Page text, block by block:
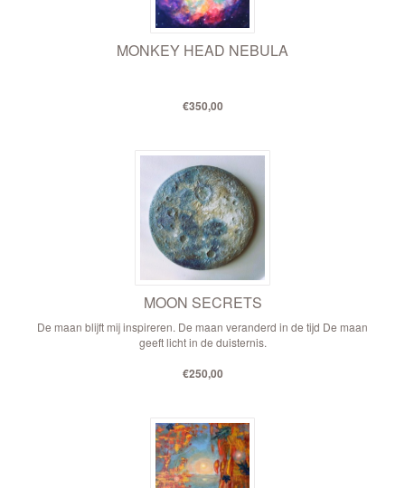
MONKEY HEAD NEBULA
€350,00
MOON SECRETS
De maan blijft mij inspireren. De maan veranderd in de tijd De maan
geeft licht in de duisternis.
€250,00